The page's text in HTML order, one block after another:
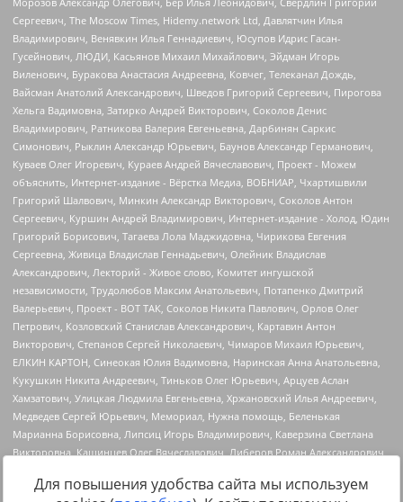
Для повышения удобства сайта мы используем